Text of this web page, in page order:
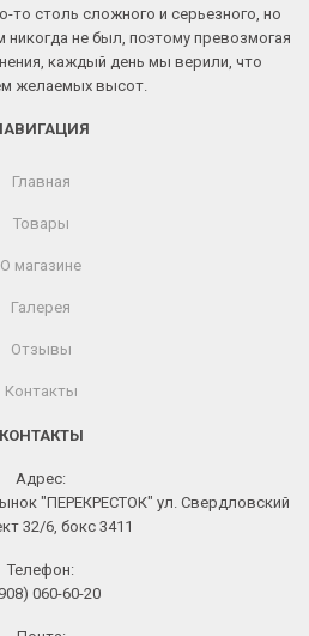
то столь сложного и серьезного, но
никогда не был, поэтому превозмогая
каждый день мы верили, что
желаемых высот.
Главная
Товары
О магазине
Галерея
Отзывы
Контакты
КОНТАКТЫ
Адрес:
"ПЕРЕКРЕСТОК" ул. Свердловский
32/6, бокс 3411
Телефон:
060-60-20